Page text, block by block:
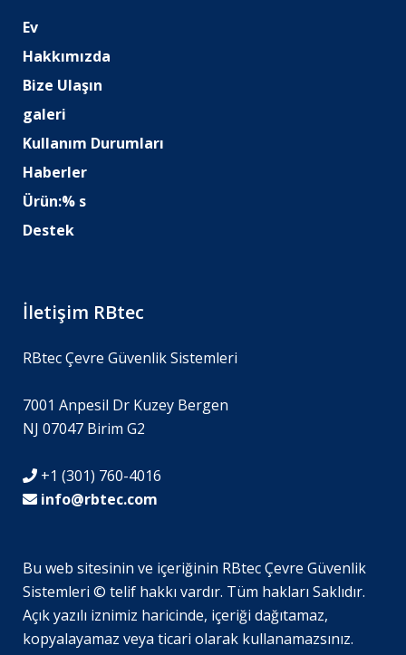
Ev
Hakkımızda
Bize Ulaşın
galeri
Kullanım Durumları
Haberler
Ürün:% s
Destek
İletişim RBtec
RBtec Çevre Güvenlik Sistemleri
7001 Anpesil Dr Kuzey Bergen
NJ 07047 Birim G2
+1 (301) 760-4016
info@rbtec.com
Bu web sitesinin ve içeriğinin RBtec Çevre Güvenlik
Sistemleri © telif hakkı vardır. Tüm hakları Saklıdır.
Açık yazılı iznimiz haricinde, içeriği dağıtamaz,
kopyalayamaz veya ticari olarak kullanamazsınız.
JA
SV